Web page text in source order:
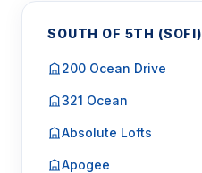
SOUTH OF 5TH (SOFI)
200 Ocean Drive
321 Ocean
Absolute Lofts
Apogee